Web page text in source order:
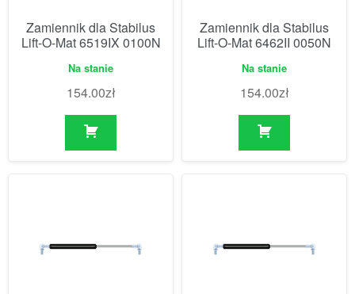
Zamiennik dla Stabilus
Lift-O-Mat 6519IX 0100N
Na stanie
154.00zł
Zamiennik dla Stabilus
Lift-O-Mat 6462II 0050N
Na stanie
154.00zł